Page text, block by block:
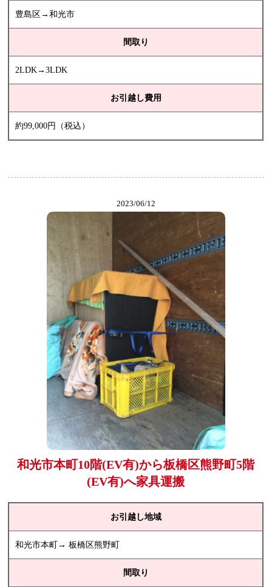
豊島区→和光市
間取り
2LDK→3LDK
お引越し費用
約99,000円（税込）
2023/06/12
和光市本町10階(EV有)から板橋区熊野町5階
(EV有)へ家具運搬
お引越し地域
和光市本町→ 板橋区熊野町
間取り